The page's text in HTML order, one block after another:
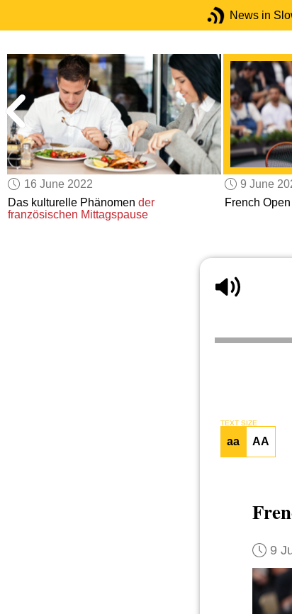
News in
16 June 2022
Das kulturelle Phänomender
französischen Mittagspause
9 June
French
TEXT SIZE
aa AA
9